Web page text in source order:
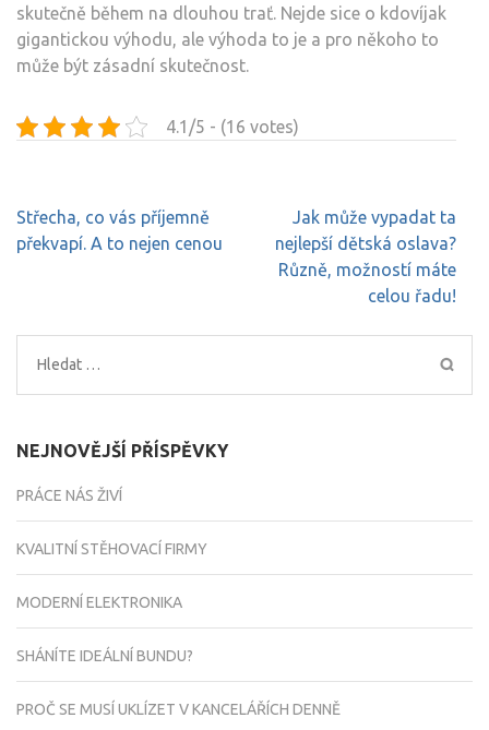
skutečně během na dlouhou trať. Nejde sice o kdovíjak
gigantickou výhodu, ale výhoda to je a pro někoho to
může být zásadní skutečnost.
4.1/5 - (16 votes)
Navigace
pro
Střecha, co vás příjemně
překvapí. A to nejen cenou
Jak může vypadat ta
nejlepší dětská oslava?
Různě, možností máte
celou řadu!
Vyhledávání
NEJNOVĚJŠÍ PŘÍSPĚVKY
PRÁCE NÁS ŽIVÍ
KVALITNÍ STĚHOVACÍ FIRMY
MODERNÍ ELEKTRONIKA
SHÁNÍTE IDEÁLNÍ BUNDU?
PROČ SE MUSÍ UKLÍZET V KANCELÁŘÍCH DENNĚ